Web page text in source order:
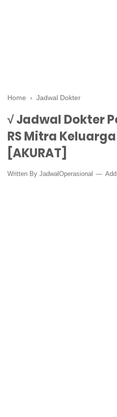
Home › Jadwal Dokter
√ Jadwal Dokter
RS Mitra
[AKURAT]
Written By JadwalOperasional